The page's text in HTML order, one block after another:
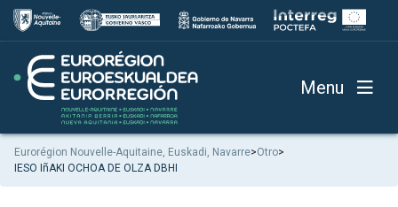
Menu
Eurorégion Nouvelle-Aquitaine, Euskadi, Navarre>Otro>
IESO IñAKI OCHOA DE OLZA DBHI